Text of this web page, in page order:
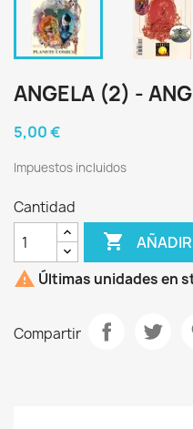
ANGELA (2) -
5,00 €
Impuestos incluidos
Cantidad

 Últimas unidades en
Compartir